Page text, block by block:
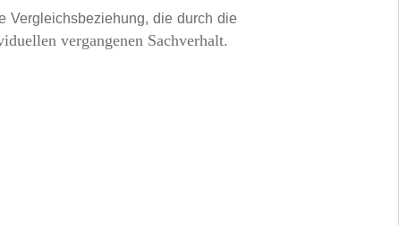
die durch die
vergangenen Sachverhalt.